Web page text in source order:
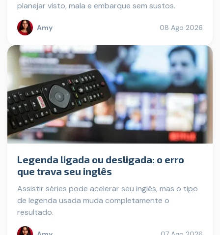
planejar visto, mala e embarque sem sustos.
Amy 08 Ago 2026
Legenda ligada ou desligada: o erro
que trava seu inglês
Assistir séries pode acelerar seu inglês, mas o tipo
de legenda usada muda completamente o
resultado.